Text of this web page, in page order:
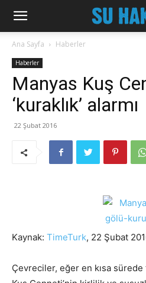
Ana Sayfa Haberler
Haberler
Manyas Kuş
‘kuraklık’ alarmı
22 Şubat 2016
Kaynak: TimeTurk, 22 Şubat
Çevreciler, eğer en kısa sürede